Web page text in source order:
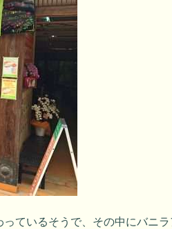
ているそうで、その中にバニラ